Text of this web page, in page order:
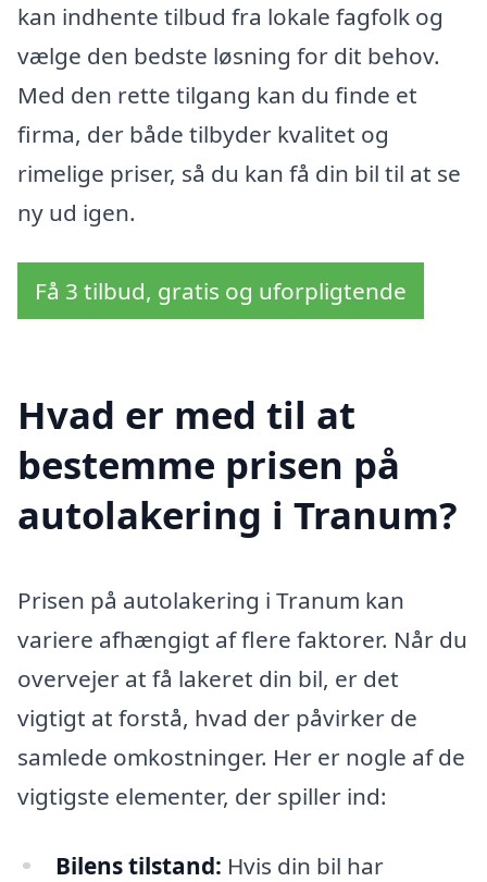
kan indhente tilbud fra lokale fagfolk og
vælge den bedste løsning for dit behov.
Med den rette tilgang kan du finde et
firma, der både tilbyder kvalitet og
rimelige priser, så du kan få din bil til at se
ny ud igen.
Få 3 tilbud, gratis og uforpligtende
Hvad er med til at
bestemme prisen på
autolakering i Tranum?
Prisen på autolakering i Tranum kan
variere afhængigt af flere faktorer. Når du
overvejer at få lakeret din bil, er det
vigtigt at forstå, hvad der påvirker de
samlede omkostninger. Her er nogle af de
vigtigste elementer, der spiller ind:
Bilens tilstand: Hvis din bil har